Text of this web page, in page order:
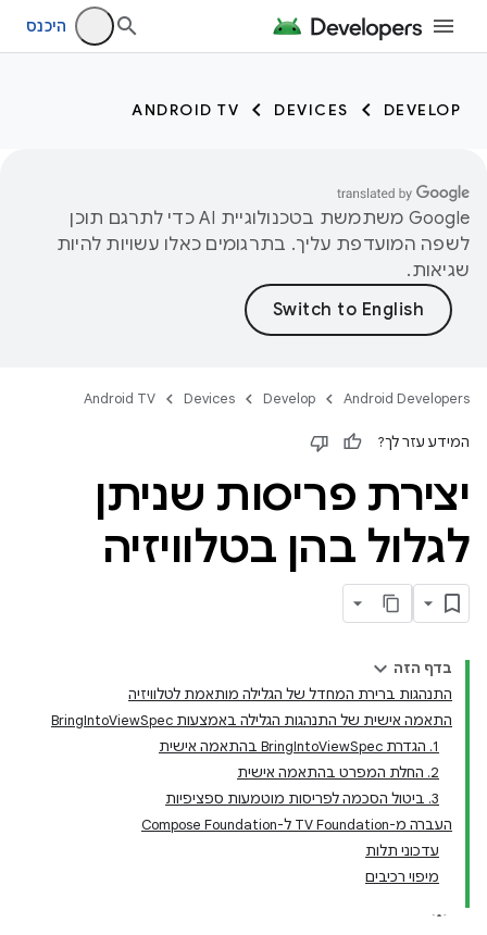
היכנס
DEVELOP
DEVICES
ANDROID TV
‫Google משתמשת בטכנולוגיית AI כדי לתרגם תוכן
לשפה המועדפת עליך. בתרגומים כאלו עשויות להיות
שגיאות.
Android Developers
Develop
Devices
Android TV
המידע עזר לך?
יצירת פריסות שניתן
לגלול בהן בטלוויזיה
בדף הזה
התנהגות ברירת המחדל של הגלילה מותאמת לטלוויזיה
התאמה אישית של התנהגות הגלילה באמצעות BringIntoViewSpec
1. הגדרת BringIntoViewSpec בהתאמה אישית
2. החלת המפרט בהתאמה אישית
3. ביטול הסכמה לפריסות מוטמעות ספציפיות
העברה מ-TV Foundation ל-Compose Foundation
עדכוני תלות
מיפוי רכיבים